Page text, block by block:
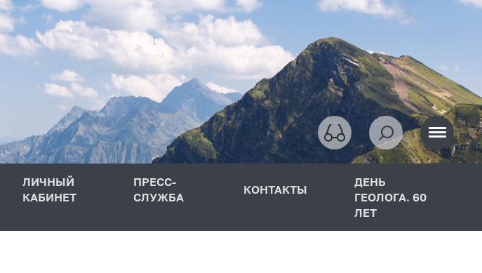
ЛИЧНЫЙ
КАБИНЕТ
ПРЕСС-
СЛУЖБА
КОНТАКТЫ
ДЕНЬ
ГЕОЛОГА. 60
ЛЕТ